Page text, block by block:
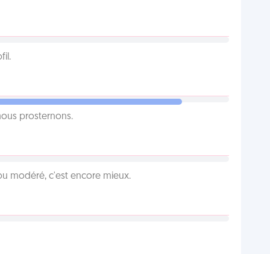
prosternons.
modéré, c'est encore mieux.